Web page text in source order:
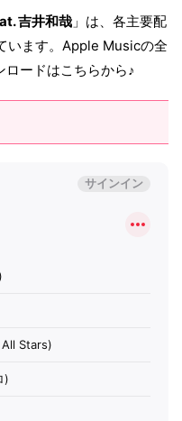
吉井和哉 」は、各主要配
います。Apple Musicの全
ードはこちらから♪